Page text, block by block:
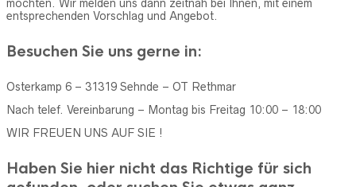
möchten. Wir melden uns dann zeitnah bei Ihnen, mit einem
entsprechenden Vorschlag und Angebot.
Besuchen Sie uns gerne in:
Osterkamp 6 – 31319 Sehnde – OT Rethmar
Nach telef. Vereinbarung – Montag bis Freitag 10:00 – 18:00
WIR FREUEN UNS AUF SIE !
Haben Sie hier nicht das Richtige für sich